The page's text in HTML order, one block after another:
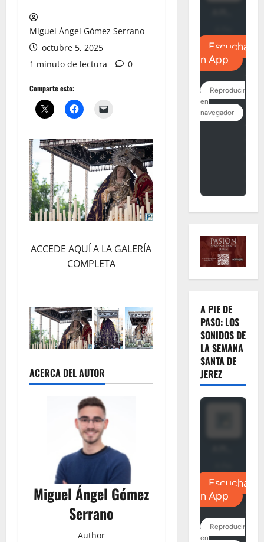
Miguel Ángel Gómez Serrano
octubre 5, 2025
1 minuto de lectura
0
Comparte esto:
ACCEDE AQUÍ A LA GALERÍA
COMPLETA
ACERCA DEL AUTOR
Miguel Ángel Gómez
Serrano
Author
A PIE DE
PASO: LOS
SONIDOS DE
LA SEMANA
SANTA DE
JEREZ